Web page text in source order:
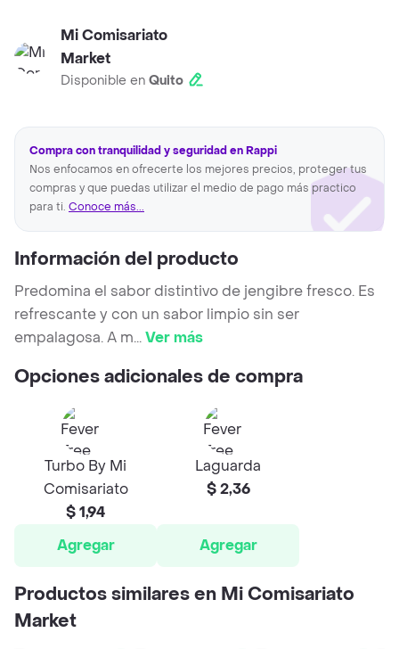
Mi Comisariato
Market
Disponible en Quito
Compra con tranquilidad y seguridad en Rappi
Nos enfocamos en ofrecerte los mejores precios, proteger tus
compras y que puedas utilizar el medio de pago más practico
para ti. Conoce más...
Información del producto
Predomina el sabor distintivo de jengibre fresco. Es
refrescante y con un sabor limpio sin ser
empalagosa. A m...Ver más
Opciones adicionales de compra
Turbo By Mi
Comisariato
$ 1,94
Agregar
Laguarda
$ 2,36
Agregar
Productos similares en Mi Comisariato
Market